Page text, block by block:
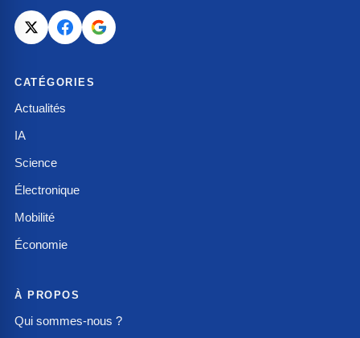
CATÉGORIES
Actualités
IA
Science
Électronique
Mobilité
Économie
À PROPOS
Qui sommes-nous ?